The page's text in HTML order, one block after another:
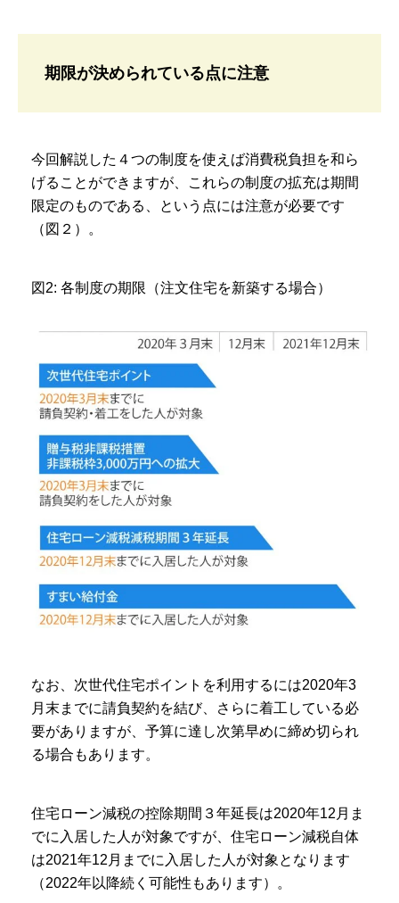
期限が決められている点に注意
今回解説した４つの制度を使えば消費税負担を和ら
げることができますが、これらの制度の拡充は期間
限定のものである、という点には注意が必要です
（図２）。
図2: 各制度の期限（注文住宅を新築する場合）
なお、次世代住宅ポイントを利用するには2020年3
月末までに請負契約を結び、さらに着工している必
要がありますが、予算に達し次第早めに締め切られ
る場合もあります。
住宅ローン減税の控除期間３年延長は2020年12月ま
でに入居した人が対象ですが、住宅ローン減税自体
は2021年12月までに入居した人が対象となります
（2022年以降続く可能性もあります）。